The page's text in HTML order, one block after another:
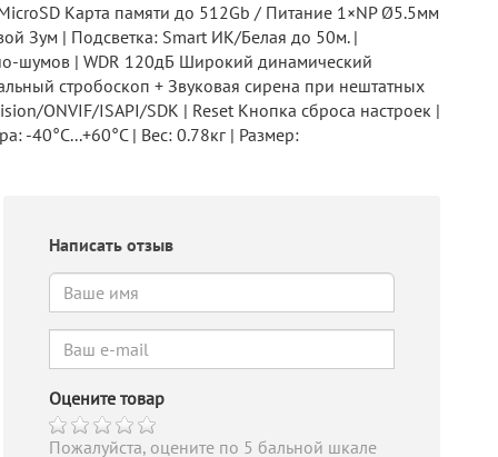
Карта памяти до 512Gb / Питание 1×NP Ø5.5мм
Зум | Подсветка: Smart ИК/Белая до 50м. |
шумов | WDR 120дБ Широкий динамический
стробоскоп + Звуковая сирена при нештатных
ONVIF/ISAPI/SDK | Reset Кнопка сброса настроек |
-40°C...+60°C | Вес: 0.78кг | Размер:
Написать отзыв
Оцените товар
Пожалуйста, оцените по 5 бальной шкале